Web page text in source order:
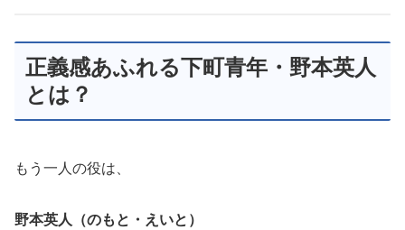
正義感あふれる下町青年・野本英人
とは？
もう一人の役は、
野本英人（のもと・えいと）